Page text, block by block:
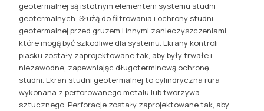
geotermalnej są istotnym elementem systemu studni
geotermalnych. Służą do filtrowania i ochrony studni
geotermalnej przed gruzem i innymi zanieczyszczeniami,
które mogą być szkodliwe dla systemu. Ekrany kontroli
piasku zostały zaprojektowane tak, aby były trwałe i
niezawodne, zapewniając długoterminową ochronę
studni. Ekran studni geotermalnej to cylindryczna rura
wykonana z perforowanego metalu lub tworzywa
sztucznego. Perforacje zostały zaprojektowane tak, aby